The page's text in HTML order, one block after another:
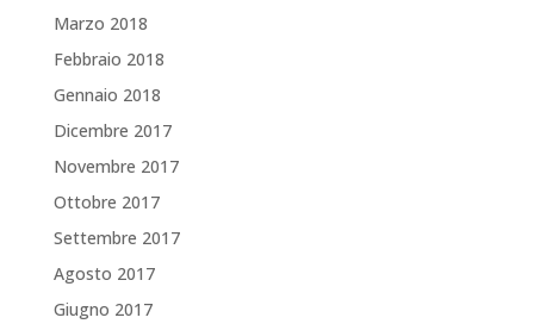
Marzo 2018
Febbraio 2018
Gennaio 2018
Dicembre 2017
Novembre 2017
Ottobre 2017
Settembre 2017
Agosto 2017
Giugno 2017